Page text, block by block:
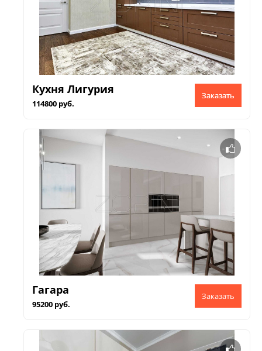
Кухня Лигурия
114800 руб.
Заказать
Гагара
95200 руб.